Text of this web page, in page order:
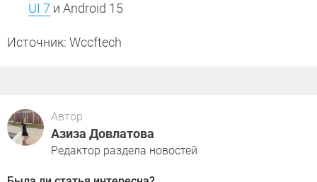
UI 7 и Android 15
Источник: Wccftech
Автор
Азиза Довлатова
Редактор раздела новостей